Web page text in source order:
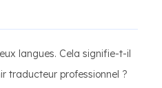
langues. Cela signifie-t-il
traducteur professionnel ?